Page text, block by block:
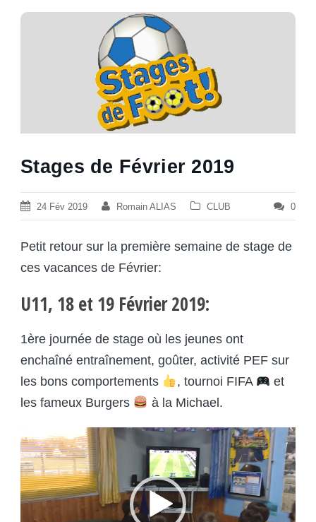
Stages de Février 2019
24 Fév 2019 Romain ALIAS CLUB 0
Petit retour sur la première semaine de stage de
ces vacances de Février:
U11, 18 et 19 Février 2019:
1ère journée de stage où les jeunes ont
enchaîné entraînement, goûter, activité PEF sur
les bons comportements
, tournoi FIFA
et
les fameux Burgers
à la Michael.
Lecteur
vidéo